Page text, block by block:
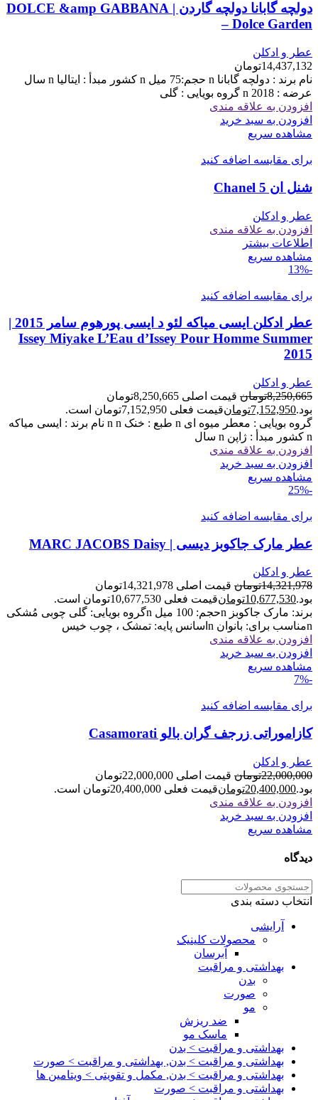
دولچه گابانا دولچه گاردن | DOLCE &amp GABBANA
– Dolce Garden
عطر و ادکلن
14,437,132تومان
نام برند : دولچه گابانا n حجم:75 میل n کشور مبدأ : ایتالیا n سال
عرضه : 2018 n گروه بویایی : گلی
افزودن به علاقه مندی
افزودن به سبد خرید
مشاهده سریع
برای مقایسه اضافه کنید
شنل ان 5 Chanel
عطر و ادکلن
افزودن به علاقه مندی
اطلاعات بیشتر
مشاهده سریع
-13%
برای مقایسه اضافه کنید
عطر ادکلن ایسی میاکه لئو د ایسی پورهوم سامر 2015 |
Issey Miyake L’Eau d’Issey Pour Homme Summer
2015
عطر و ادکلن
8,250,665تومان
قیمت اصلی 8,250,665تومان
بود.7,152,950تومانقیمت فعلی 7,152,950تومان است.
گروه بویایی : معطر میوه ای n طبع : خنک n n نام برند : ایسی میاکه
n کشور مبدأ : ژاپن n سال
افزودن به علاقه مندی
افزودن به سبد خرید
مشاهده سریع
-25%
برای مقایسه اضافه کنید
عطر مارک جاکوبز دیسی | MARC JACOBS Daisy
عطر و ادکلن
14,321,978تومان
قیمت اصلی 14,321,978تومان
بود.10,677,530تومانقیمت فعلی 10,677,530تومان است.
برند: مارک جاکوبز nحجم: 100 میل nگروه بویایی: گلی چوبی مُشکی
nمناسب برای: بانوان nاسانس پایه: تمشک ، چوب خیس
افزودن به علاقه مندی
افزودن به سبد خرید
مشاهده سریع
-7%
برای مقایسه اضافه کنید
کازاموراتی زرجف گران بالو Casamorati
عطر و ادکلن
22,000,000تومان
قیمت اصلی 22,000,000تومان
بود.20,400,000تومانقیمت فعلی 20,400,000تومان است.
افزودن به علاقه مندی
افزودن به سبد خرید
مشاهده سریع
دیدگاه
انتخاب دسته بندی
آرایشی
محصولات کلینیک
آبرسان
بهداشتی و مراقبت
بدن
صورت
مو
ضد ریزش
ماسک مو
بهداشتی و مراقبت > بدن
بهداشتی و مراقبت > بدن, بهداشتی و مراقبت > صورت
بهداشتی و مراقبت > بدن, مکمل و تقویتی > ویتامین ها
بهداشتی و مراقبت > صورت